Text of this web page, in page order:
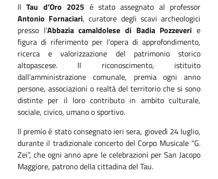
IlTau d’Oro 2025 è stato assegnato al professor
Antonio Fornaciari, curatore degli scavi archeologici
presso l’Abbazia camaldolese di Badia Pozzeveri e
figura di riferimento per l’opera di approfondimento,
ricerca e valorizzazione del patrimonio storico
altopascese. Il riconoscimento, istituito
dall’amministrazione comunale, premia ogni anno
persone, associazioni o realtà del territorio che si sono
distinte per il loro contributo in ambito culturale,
sociale, civico, umano o sportivo.
Il premio è stato consegnato ieri sera, giovedì 24 luglio,
durante il tradizionale concerto del Corpo Musicale “G.
Zei”, che ogni anno apre le celebrazioni per San Jacopo
Maggiore, patrono della cittadina del Tau.